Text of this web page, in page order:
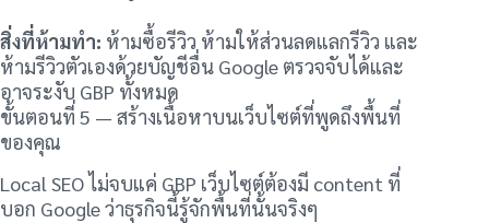
สิ่งที่ห้ามทำ: ห้ามซื้อรีวิว ห้ามให้ส่วนลดแลกรีวิว และ
ห้ามรีวิวตัวเองด้วยบัญชีอื่น Google ตรวจจับได้และ
อาจระงับ GBP ทั้งหมด
ขั้นตอนที่ 5 — สร้างเนื้อหาบนเว็บไซต์ที่พูดถึงพื้นที่
ของคุณ
Local SEO ไม่จบแค่ GBP เว็บไซต์ต้องมี content ที่
บอก Google ว่าธุรกิจนี้รู้จักพื้นที่นั้นจริงๆ